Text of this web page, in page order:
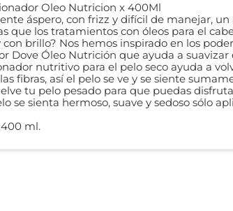
Oleo Nutricion x 400Ml
áspero, con frizz y difícil de manejar,
que los tratamientos con óleos para el
con brillo? Nos hemos inspirado en los
Dove Óleo Nutrición que ayuda a
nutritivo para el pelo seco ayuda a
fibras, así el pelo se ve y se siente
tu pelo pesado para que puedas
se sienta hermoso, suave y sedoso sólo
ml.